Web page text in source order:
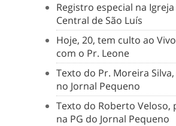
Registro especial na
Central de São Luís
Hoje, 20, tem culto ao
com o Pr. Leone
Texto do Pr. Moreira
no Jornal Pequeno
Texto do Roberto Veloso,
na PG do Jornal Pequeno